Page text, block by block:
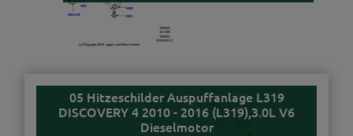
05 Hitzeschilder Auspuffanlage L319
DISCOVERY 4 2010 - 2016 (L319),3.0L V6
Dieselmotor